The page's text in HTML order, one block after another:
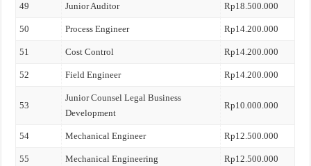
49 Junior Auditor Rp18.500.000
50 Process Engineer Rp14.200.000
51 Cost Control Rp14.200.000
52 Field Engineer Rp14.200.000
53
Junior Counsel Legal Business
Development
Rp10.000.000
54 Mechanical Engineer Rp12.500.000
55 Mechanical Engineering Rp12.500.000